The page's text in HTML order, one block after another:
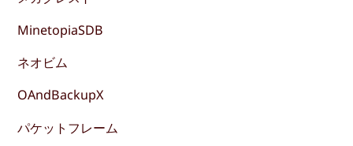
MinetopiaSDB
ネオビム
OAndBackupX
パケットフレーム